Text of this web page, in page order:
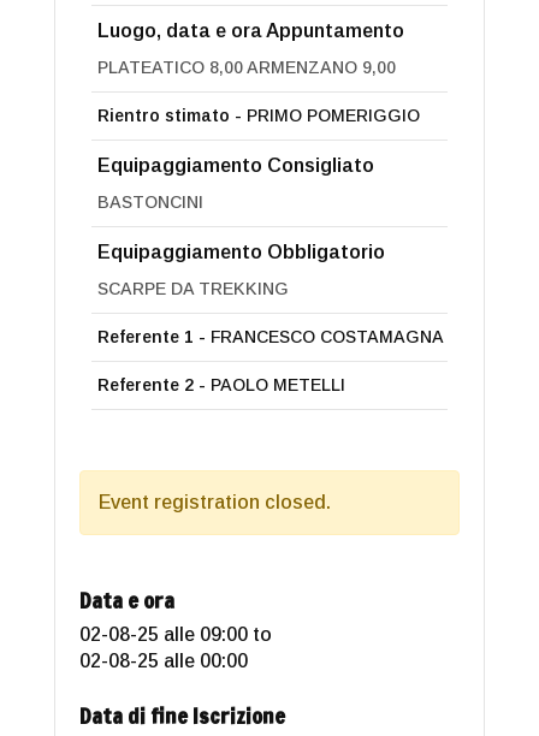
Luogo, data e ora Appuntamento
PLATEATICO 8,00 ARMENZANO 9,00
Rientro stimato - PRIMO POMERIGGIO
Equipaggiamento Consigliato
BASTONCINI
Equipaggiamento Obbligatorio
SCARPE DA TREKKING
Referente 1 - FRANCESCO COSTAMAGNA
Referente 2 - PAOLO METELLI
Event registration closed.
Data e ora
02-08-25 alle 09:00 to
02-08-25 alle 00:00
Data di fine Iscrizione